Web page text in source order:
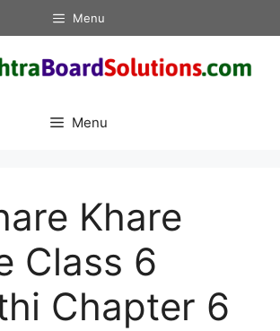
Menu
Menu
Khare
Class 6
Chapter 6